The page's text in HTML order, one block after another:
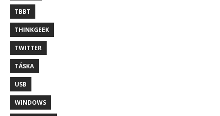
TBBT
THINKGEEK
TWITTER
TÁSKA
USB
WINDOWS